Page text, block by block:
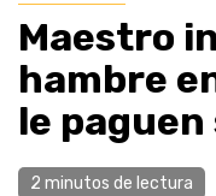
Maestro
hambre
le
2 minutos de lectura